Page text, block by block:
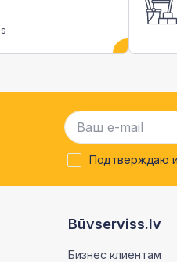
Подтверждаю
Būvserviss.lv
Бизнес клиентам